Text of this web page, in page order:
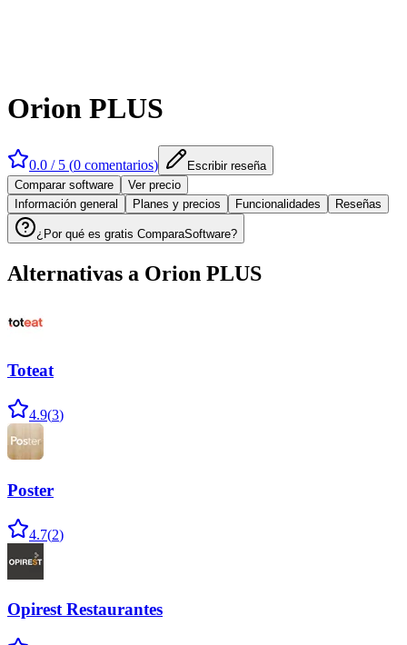
Orion PLUS
0.0 / 5 (0 comentarios)
Escribir reseña
Comparar software
Ver precio
Información general
Planes y precios Funcionalidades Reseñas
¿Por qué es gratis ComparaSoftware?
Alternativas a Orion PLUS
Toteat
4.9(3)
Poster
4.7(2)
Opirest Restaurantes